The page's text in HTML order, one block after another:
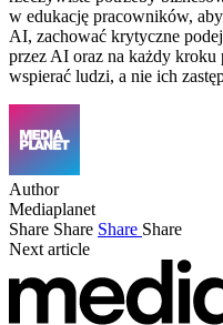
w edukację pracowników,
AI, zachować krytyczne
przez AI oraz na każdy kroku
wspierać ludzi, a nie ich
Author
Mediaplanet
Share Share Share Share
Next article